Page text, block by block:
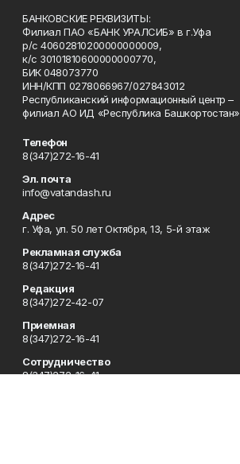
БАНКОВСКИЕ РЕКВИЗИТЫ:
Филиал ПАО «БАНК УРАЛСИБ» в г.Уфа
р/с 40602810200000000009,
к/с 30101810600000000770,
БИК 048073770
ИНН/КПП 0278066967/027843012
Республиканский информационный центр –
филиал АО ИД «Республика Башкортостан»
Телефон
8(347)272-16-41
Эл. почта
info@vatandash.ru
Адрес
г. Уфа, ул. 50 лет Октября, 13, 5-й этаж
Рекламная служба
8(347)272-16-41
Редакция
8(347)272-42-07
Приемная
8(347)272-16-41
Сотрудничество
8(347)272-16-41